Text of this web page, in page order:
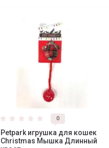
0
Petpark игрушка для кошек
Christmas Мышка Длинный